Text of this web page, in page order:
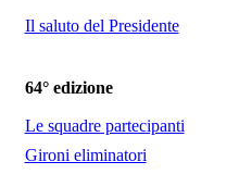
Il saluto del Presidente
64° edizione
Le squadre partecipanti
Gironi eliminatori